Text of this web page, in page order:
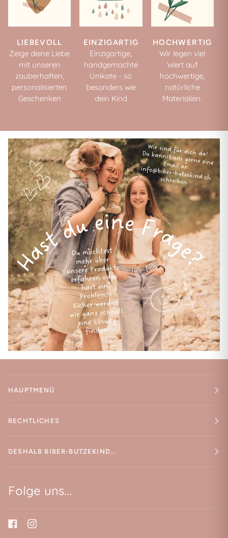
LIEBEVOLL
Zeige deine Liebe
mit unseren
zauberhaften,
personalisierten
Geschenken
EINZIGARTIG
Einzigartige,
handgemachte
Unikate - so
besonders wie
dein Kind
HOCHWERTIG
Wir legen viel
Wert auf
hochwertige,
natürliche
Materialien.
HAUPTMENÜ
RECHTLICHES
DESHALB BIBER-BUTZEKIND...
Folge uns...